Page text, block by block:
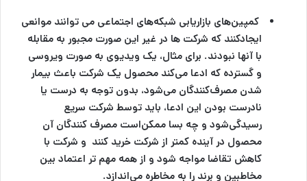
کمپین‌های بازاریابی شبکه‌های اجتماعی می توانند موانعی
ایجاد‌کنند که شرکت ها در غیر این صورت مجبور به مقابله
با آنها نبودند. برای مثال، یک ویدیوی به صورت ویروسی
و گسترده که ادعا می‌کند محصول یک شرکت باعث‌ بیمار
شدن مصرف‌کنندگان می‌شود، بدون توجه به درست یا
نادرست بودن این ادعا، باید توسط شرکت سریع
رسیدگی‌شود و چه بسا ممکن‌است مصرف کنندگان آن
محصول در آینده کمتر از شرکت خرید کنند و شرکت با
کاهش تقاضا مواجه شود و از همه مهم تر اعتماد بین
مخاطبین و برند را به مخاطره می‌اندازد.